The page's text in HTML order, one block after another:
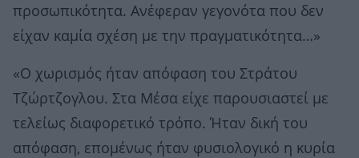
προσωπικότητα. Ανέφεραν γεγονότα που δεν
είχαν καμία σχέση με την πραγματικότητα…»
«Ο χωρισμός ήταν απόφαση του Στράτου
Τζώρτζογλου. Στα Μέσα είχε παρουσιαστεί με
τελείως διαφορετικό τρόπο. Ήταν δική του
απόφαση, επομένως ήταν φυσιολογικό η κυρία